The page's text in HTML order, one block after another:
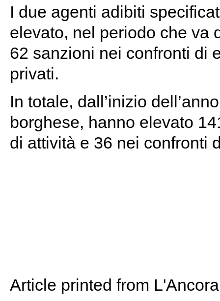
I due agenti adibiti
elevato, nel periodo che va
62 sanzioni nei confronti di
privati.
In totale, dall’inizio
borghese, hanno elevato
di attività e 36 nei confronti
Article printed from